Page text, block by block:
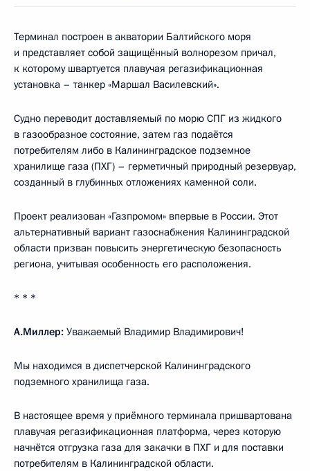
Терминал построен в акватории Балтийского моря
и представляет собой защищённый волнорезом причал,
к которому швартуется плавучая регазификационная
установка – танкер «Маршал Василевский».
Судно переводит доставляемый по морю СПГ из жидкого
в газообразное состояние, затем газ подаётся
потребителям либо в Калининградское подземное
хранилище газа (ПХГ) – герметичный природный резервуар,
созданный в глубинных отложениях каменной соли.
Проект реализован «Газпромом» впервые в России. Этот
альтернативный вариант газоснабжения Калининградской
области призван повысить энергетическую безопасность
региона, учитывая особенность его расположения.
* * *
А.Миллер: Уважаемый Владимир Владимирович!
Мы находимся в диспетчерской Калининградского
подземного хранилища газа.
В настоящее время у приёмного терминала пришвартована
плавучая регазификационная платформа, через которую
начнётся отгрузка газа для закачки в ПХГ и для поставки
потребителям в Калининградской области.